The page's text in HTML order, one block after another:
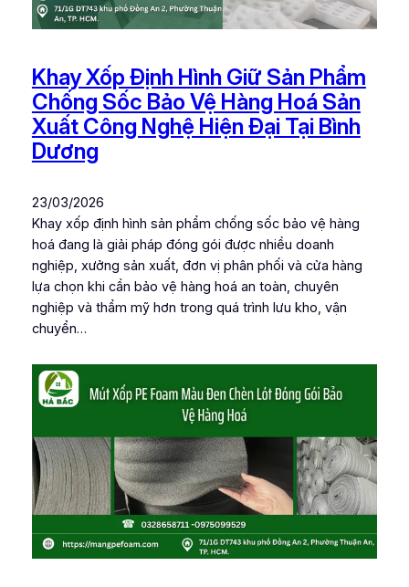
Khay Xốp Định Hình Giữ Sản Phẩm
Chống Sốc Bảo Vệ Hàng Hoá Sản
Xuất Công Nghệ Hiện Đại Tại Bình
Dương
23/03/2026
Khay xốp định hình sản phẩm chống sốc bảo vệ hàng
hoá đang là giải pháp đóng gói được nhiều doanh
nghiệp, xưởng sản xuất, đơn vị phân phối và cửa hàng
lựa chọn khi cần bảo vệ hàng hoá an toàn, chuyên
nghiệp và thẩm mỹ hơn trong quá trình lưu kho, vận
chuyển…